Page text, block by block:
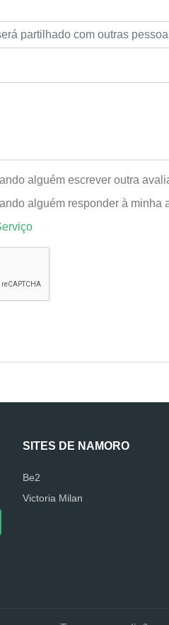
alguém escrever outra
alguém responder à minha
SITES DE NAMORO
Be2
Victoria Milan